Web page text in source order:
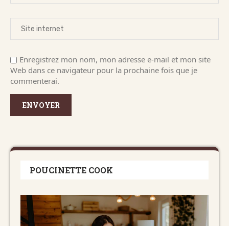
Enregistrez mon nom, mon adresse e-mail et mon site
Web dans ce navigateur pour la prochaine fois que je
commenterai.
POUCINETTE COOK